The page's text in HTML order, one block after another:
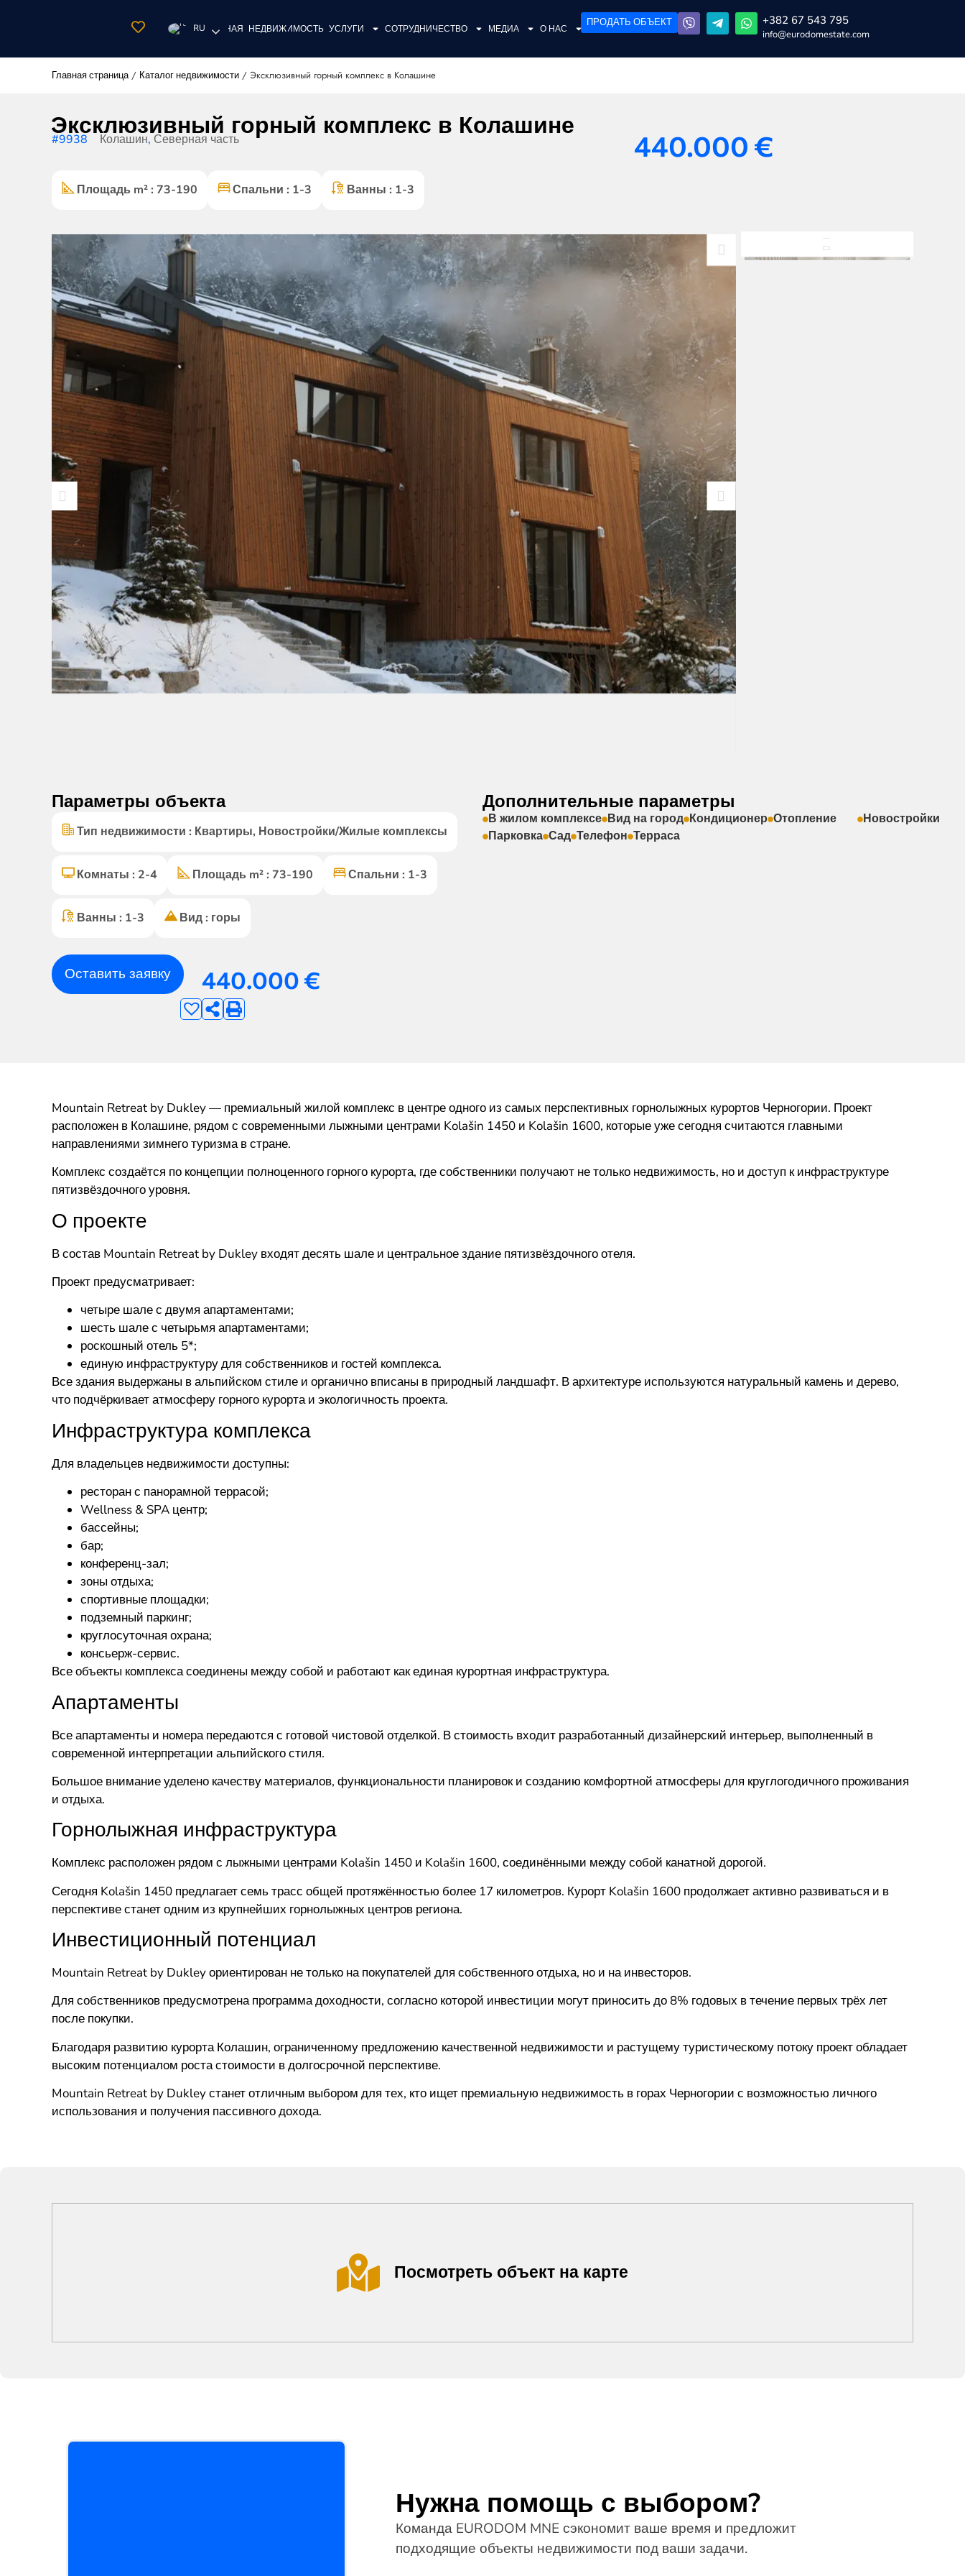
RUГЛАВНАЯ НЕДВИЖИМОСТЬ УСЛУГИ СОТРУДНИЧЕСТВО МЕДИА О НАС ПРОДАТЬ ОБЪЕКТ +382 67 543 795
info@eurodomestate.com
Главная страница/ Каталог недвижимости / Эксклюзивный горный комплекс в Колашине
Эксклюзивный горный комплекс в Колашине
#9938 Колашин, Северная часть 440.000 €
Площадь m² : 73-190 Спальни : 1-3 Ванны : 1-3
Параметры объекта
Тип недвижимости : Квартиры, Новостройки/Жилые комплексы
Комнаты : 2-4 Площадь m² : 73-190 Спальни : 1-3
Ванны : 1-3 Вид : горы
Дополнительные параметры
В жилом комплексе Вид на город Кондиционер Отопление
Парковка Сад Телефон Терраса
Новостройки
Оставить заявку 440.000€
Mountain Retreat by Dukley — премиальный жилой комплекс в центре одного из самых перспективных горнолыжных курортов Черногории. Проект
расположен в Колашине, рядом с современными лыжными центрами Kolašin 1450 и Kolašin 1600, которые уже сегодня считаются главными
направлениями зимнего туризма в стране.
Комплекс создаётся по концепции полноценного горного курорта, где собственники получают не только недвижимость, но и доступ к инфраструктуре
пятизвёздочного уровня.
О проекте
В состав Mountain Retreat by Dukley входят десять шале и центральное здание пятизвёздочного отеля.
Проект предусматривает:
четыре шале с двумя апартаментами;
шесть шале с четырьмя апартаментами;
роскошный отель 5*;
единую инфраструктуру для собственников и гостей комплекса.
Все здания выдержаны в альпийском стиле и органично вписаны в природный ландшафт. В архитектуре используются натуральный камень и дерево,
что подчёркивает атмосферу горного курорта и экологичность проекта.
Инфраструктура комплекса
Для владельцев недвижимости доступны:
ресторан с панорамной террасой;
Wellness & SPA центр;
бассейны;
бар;
конференц-зал;
зоны отдыха;
спортивные площадки;
подземный паркинг;
круглосуточная охрана;
консьерж-сервис.
Все объекты комплекса соединены между собой и работают как единая курортная инфраструктура.
Апартаменты
Все апартаменты и номера передаются с готовой чистовой отделкой. В стоимость входит разработанный дизайнерский интерьер, выполненный в
современной интерпретации альпийского стиля.
Большое внимание уделено качеству материалов, функциональности планировок и созданию комфортной атмосферы для круглогодичного проживания
и отдыха.
Горнолыжная инфраструктура
Комплекс расположен рядом с лыжными центрами Kolašin 1450 и Kolašin 1600, соединёнными между собой канатной дорогой.
Сегодня Kolašin 1450 предлагает семь трасс общей протяжённостью более 17 километров. Курорт Kolašin 1600 продолжает активно развиваться и в
перспективе станет одним из крупнейших горнолыжных центров региона.
Инвестиционный потенциал
Mountain Retreat by Dukley ориентирован не только на покупателей для собственного отдыха, но и на инвесторов.
Для собственников предусмотрена программа доходности, согласно которой инвестиции могут приносить до 8% годовых в течение первых трёх лет
после покупки.
Благодаря развитию курорта Колашин, ограниченному предложению качественной недвижимости и растущему туристическому потоку проект обладает
высоким потенциалом роста стоимости в долгосрочной перспективе.
Mountain Retreat by Dukley станет отличным выбором для тех, кто ищет премиальную недвижимость в горах Черногории с возможностью личного
использования и получения пассивного дохода.
Посмотреть объект на карте
Нужна помощь с выбором?
Команда EURODOM MNE сэкономит ваше время и предложит
подходящие объекты недвижимости под ваши задачи.